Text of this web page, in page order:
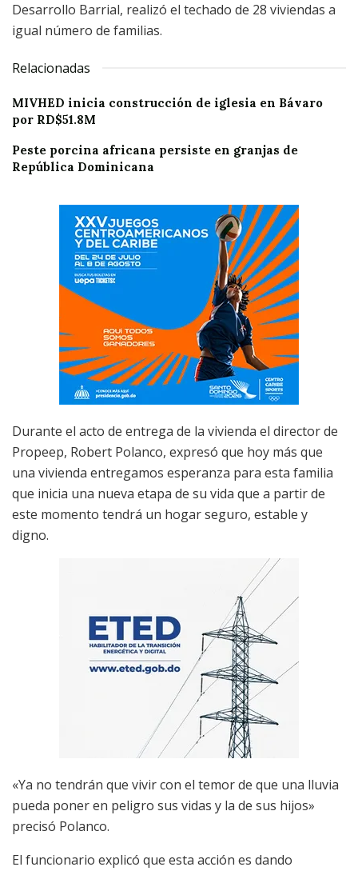
Desarrollo Barrial, realizó el techado de 28 viviendas a
igual número de familias.
Relacionadas
MIVHED inicia construcción de iglesia en Bávaro
por RD$51.8M
Peste porcina africana persiste en granjas de
República Dominicana
Durante el acto de entrega de la vivienda el director de
Propeep, Robert Polanco, expresó que hoy más que
una vivienda entregamos esperanza para esta familia
que inicia una nueva etapa de su vida que a partir de
este momento tendrá un hogar seguro, estable y
digno.
«Ya no tendrán que vivir con el temor de que una lluvia
pueda poner en peligro sus vidas y la de sus hijos»
precisó Polanco.
El funcionario explicó que esta acción es dando